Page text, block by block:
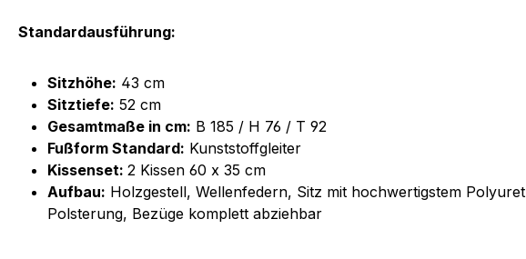
Standardausführung:
Sitzhöhe: 43 cm
Sitztiefe: 52 cm
Gesamtmaße in cm: B 185 / H 76 / T 92
Fußform Standard: Kunststoffgleiter
Kissenset: 2 Kissen 60 x 35 cm
Aufbau: Holzgestell, Wellenfedern, Sitz mit hochwertigstem
Polsterung, Bezüge komplett abziehbar